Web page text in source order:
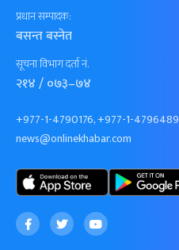
प्रधान सम्पादक:
बसन्त बस्नेत
सूचना विभाग दर्ता नं.
२१४ / ०७३–७४
+977-1-4790176, +977-1-4796489
news@onlinekhabar.com